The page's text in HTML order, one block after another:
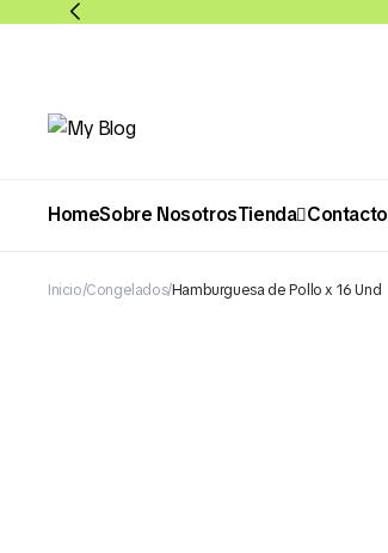
HomeSobre NosotrosTienda
Abarrotes
Contacto
Inicio Congelados Hamburguesa de Pollo x 16 Und